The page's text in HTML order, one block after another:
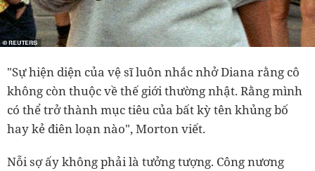
"Sự hiện diện của vệ sĩ luôn nhắc nhở Diana rằng cô
không còn thuộc về thế giới thường nhật. Rằng mình
có thể trở thành mục tiêu của bất kỳ tên khủng bố
hay kẻ điên loạn nào", Morton viết.
Nỗi sợ ấy không phải là tưởng tượng. Công nương